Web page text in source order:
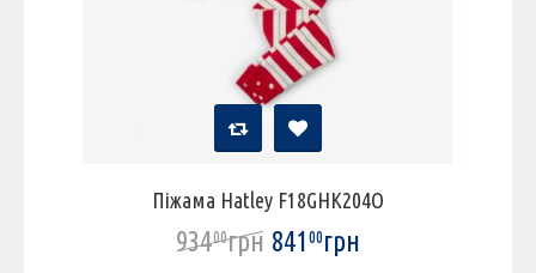
Піжама Hatley F18GHK204O
93400грн 84100грн